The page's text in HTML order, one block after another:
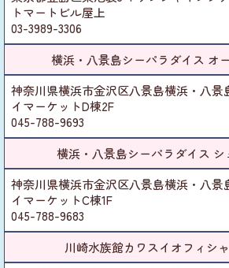
トマートビル屋上
03-3989-3306
横浜・八景島シーパラダイス オ
神奈川県横浜市金沢区八景島横浜・八景
イマーケットD棟2F
045-788-9693
横浜・八景島シーパラダイス シ
神奈川県横浜市金沢区八景島横浜・八景
イマーケットC棟1F
045-788-9683
川崎水族館カワスイオフィシ